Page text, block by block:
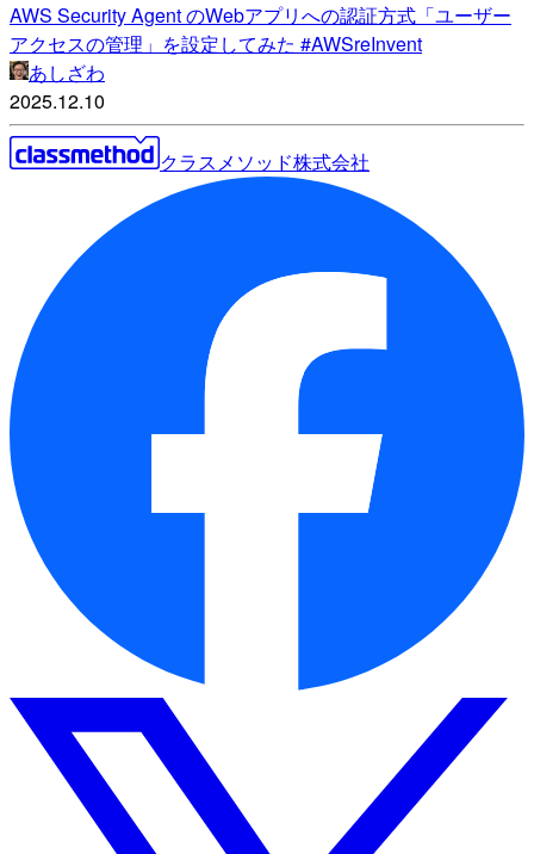
AWS Security Agent のWebアプリへの認証方式「ユーザー
アクセスの管理」を設定してみた #AWSreInvent
あしざわ
2025.12.10
クラスメソッド株式会社